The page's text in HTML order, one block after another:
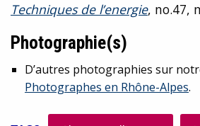
Techniques de l’energie, no.47,
Photographie(s)
D’autres photographies sur
Photographes en Rhône-Alpes.